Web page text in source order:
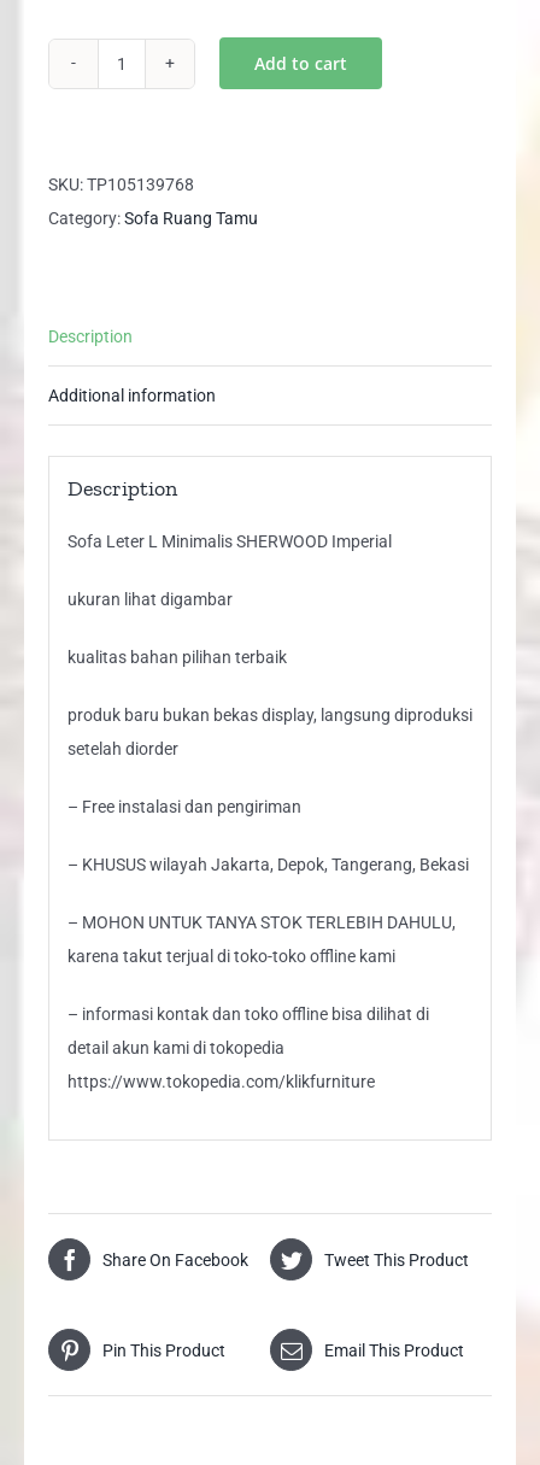
Minimalis
SHERWOOD
Add to cart
SKU:TP105139768
Category:Sofa Ruang Tamu
Description
Additional information
Description
Sofa Leter L Minimalis SHERWOOD Imperial
ukuran lihat digambar
kualitas bahan pilihan terbaik
produk baru bukan bekas display, langsung diproduksi
setelah diorder
– Free instalasi dan pengiriman
– KHUSUS wilayah Jakarta, Depok, Tangerang, Bekasi
– MOHON UNTUK TANYA STOK TERLEBIH DAHULU,
karena takut terjual di toko-toko offline kami
– informasi kontak dan toko offline bisa dilihat di
detail akun kami di tokopedia
https://www.tokopedia.com/klikfurniture
Share On Facebook Tweet This Product
Pin This Product Email This Product